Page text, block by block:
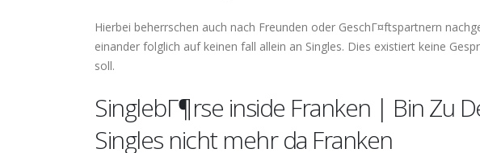
Hierbei beherrschen auch nach Freunden oder GeschГ¤ftspartnern
einander folglich auf keinen fall allein an Singles. Dies existiert keine
soll.
SinglebГ¶rse inside Franken | Bin Zu
Singles nicht mehr da Franken